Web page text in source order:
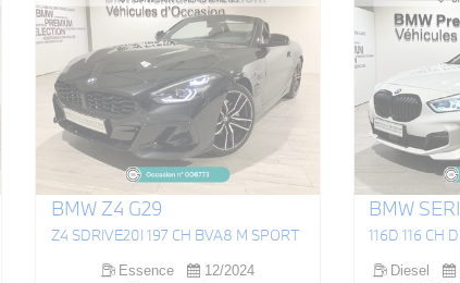
BMW Z4 G29
Z4 SDRIVE20I 197 CH BVA8 M SPORT
Essence
12/2024
BMW
116D 116 CH
Diesel